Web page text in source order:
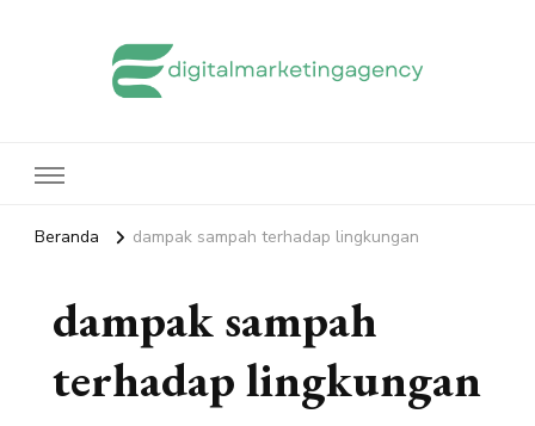
Beranda dampak sampah terhadap lingkungan
dampak sampah
terhadap lingkungan